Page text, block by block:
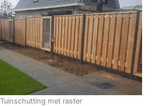
Tuinschutting met raster